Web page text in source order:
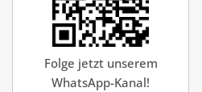
Folge jetzt unserem
WhatsApp-Kanal!